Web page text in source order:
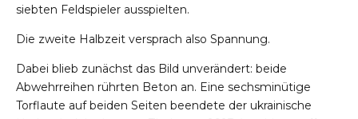
siebten Feldspieler ausspielten.
Die zweite Halbzeit versprach also Spannung.
Dabei blieb zunächst das Bild unverändert: beide
Abwehrreihen rührten Beton an. Eine sechsminütige
Torflaute auf beiden Seiten beendete der ukrainische